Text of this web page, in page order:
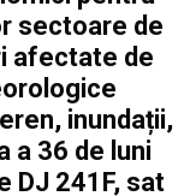
sectoare de
afectate de
inundații,
a 36 de luni
DJ 241F, sat